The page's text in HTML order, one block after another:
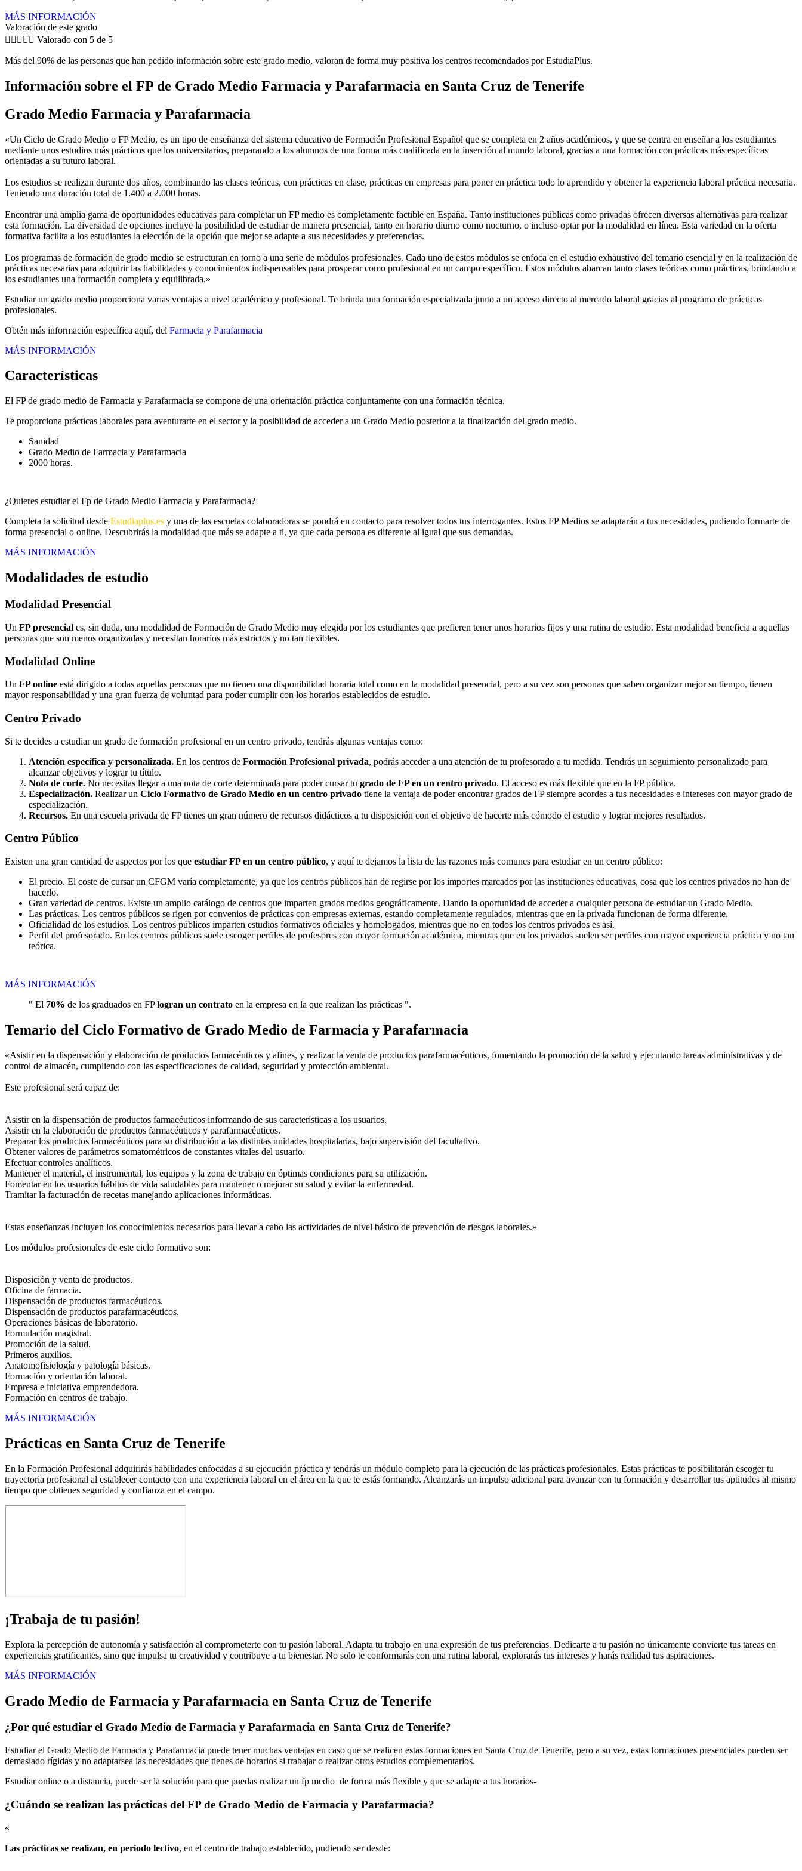
MÁS INFORMACIÓN
Valoración de este grado
     Valorado con 5 de 5
Más del 90% de las personas que han pedido información sobre este grado medio, valoran de forma muy positiva los centros recomendados por EstudiaPlus.
Información sobre el FP de Grado Medio Farmacia y Parafarmacia en Santa Cruz de Tenerife
Grado Medio Farmacia y Parafarmacia
«Un Ciclo de Grado Medio o FP Medio, es un tipo de enseñanza del sistema educativo de Formación Profesional Español que se completa en 2 años académicos, y que se centra en enseñar a los estudiantes
mediante unos estudios más prácticos que los universitarios, preparando a los alumnos de una forma más cualificada en la inserción al mundo laboral, gracias a una formación con prácticas más específicas
orientadas a su futuro laboral.
Los estudios se realizan durante dos años, combinando las clases teóricas, con prácticas en clase, prácticas en empresas para poner en práctica todo lo aprendido y obtener la experiencia laboral práctica necesaria.
Teniendo una duración total de 1.400 a 2.000 horas.
Encontrar una amplia gama de oportunidades educativas para completar un FP medio es completamente factible en España. Tanto instituciones públicas como privadas ofrecen diversas alternativas para realizar
esta formación. La diversidad de opciones incluye la posibilidad de estudiar de manera presencial, tanto en horario diurno como nocturno, o incluso optar por la modalidad en línea. Esta variedad en la oferta
formativa facilita a los estudiantes la elección de la opción que mejor se adapte a sus necesidades y preferencias.
Los programas de formación de grado medio se estructuran en torno a una serie de módulos profesionales. Cada uno de estos módulos se enfoca en el estudio exhaustivo del temario esencial y en la realización de
prácticas necesarias para adquirir las habilidades y conocimientos indispensables para prosperar como profesional en un campo específico. Estos módulos abarcan tanto clases teóricas como prácticas, brindando a
los estudiantes una formación completa y equilibrada.»
Estudiar un grado medio proporciona varias ventajas a nivel académico y profesional. Te brinda una formación especializada junto a un acceso directo al mercado laboral gracias al programa de prácticas
profesionales.
Obtén más información específica aquí, del Farmacia y Parafarmacia
MÁS INFORMACIÓN
Características
El FP de grado medio de Farmacia y Parafarmacia se compone de una orientación práctica conjuntamente con una formación técnica.
Te proporciona prácticas laborales para aventurarte en el sector y la posibilidad de acceder a un Grado Medio posterior a la finalización del grado medio.
Sanidad
Grado Medio de Farmacia y Parafarmacia
2000 horas.
¿Quieres estudiar el Fp de Grado Medio Farmacia y Parafarmacia?
Completa la solicitud desde Estudiaplus.es y una de las escuelas colaboradoras se pondrá en contacto para resolver todos tus interrogantes. Estos FP Medios se adaptarán a tus necesidades, pudiendo formarte de
forma presencial o online. Descubrirás la modalidad que más se adapte a ti, ya que cada persona es diferente al igual que sus demandas.
MÁS INFORMACIÓN
Modalidades de estudio
Modalidad Presencial
Un FP presencial es, sin duda, una modalidad de Formación de Grado Medio muy elegida por los estudiantes que prefieren tener unos horarios fijos y una rutina de estudio. Esta modalidad beneficia a aquellas
personas que son menos organizadas y necesitan horarios más estrictos y no tan flexibles.
Modalidad Online
Un FP online está dirigido a todas aquellas personas que no tienen una disponibilidad horaria total como en la modalidad presencial, pero a su vez son personas que saben organizar mejor su tiempo, tienen
mayor responsabilidad y una gran fuerza de voluntad para poder cumplir con los horarios establecidos de estudio.
Centro Privado
Si te decides a estudiar un grado de formación profesional en un centro privado, tendrás algunas ventajas como:
Atención específica y personalizada. En los centros de Formación Profesional privada, podrás acceder a una atención de tu profesorado a tu medida. Tendrás un seguimiento personalizado para
alcanzar objetivos y lograr tu título.
Nota de corte. No necesitas llegar a una nota de corte determinada para poder cursar tu grado de FP en un centro privado. El acceso es más flexible que en la FP pública.
Especialización. Realizar un Ciclo Formativo de Grado Medio en un centro privado tiene la ventaja de poder encontrar grados de FP siempre acordes a tus necesidades e intereses con mayor grado de
especialización.
Recursos. En una escuela privada de FP tienes un gran número de recursos didácticos a tu disposición con el objetivo de hacerte más cómodo el estudio y lograr mejores resultados.
Centro Público
Existen una gran cantidad de aspectos por los que estudiar FP en un centro público, y aquí te dejamos la lista de las razones más comunes para estudiar en un centro público:
El precio. El coste de cursar un CFGM varía completamente, ya que los centros públicos han de regirse por los importes marcados por las instituciones educativas, cosa que los centros privados no han de
hacerlo.
Gran variedad de centros. Existe un amplio catálogo de centros que imparten grados medios geográficamente. Dando la oportunidad de acceder a cualquier persona de estudiar un Grado Medio.
Las prácticas. Los centros públicos se rigen por convenios de prácticas con empresas externas, estando completamente regulados, mientras que en la privada funcionan de forma diferente.
Oficialidad de los estudios. Los centros públicos imparten estudios formativos oficiales y homologados, mientras que no en todos los centros privados es así.
Perfil del profesorado. En los centros públicos suele escoger perfiles de profesores con mayor formación académica, mientras que en los privados suelen ser perfiles con mayor experiencia práctica y no tan
teórica.
MÁS INFORMACIÓN
" El 70% de los graduados en FPlogran un contrato en la empresa en la que realizan las prácticas ".
Temario del Ciclo Formativo de Grado Medio de Farmacia y Parafarmacia
«Asistir en la dispensación y elaboración de productos farmacéuticos y afines, y realizar la venta de productos parafarmacéuticos, fomentando la promoción de la salud y ejecutando tareas administrativas y de
control de almacén, cumpliendo con las especificaciones de calidad, seguridad y protección ambiental.
Este profesional será capaz de:
Asistir en la dispensación de productos farmacéuticos informando de sus características a los usuarios.
Asistir en la elaboración de productos farmacéuticos y parafarmacéuticos.
Preparar los productos farmacéuticos para su distribución a las distintas unidades hospitalarias, bajo supervisión del facultativo.
Obtener valores de parámetros somatométricos de constantes vitales del usuario.
Efectuar controles analíticos.
Mantener el material, el instrumental, los equipos y la zona de trabajo en óptimas condiciones para su utilización.
Fomentar en los usuarios hábitos de vida saludables para mantener o mejorar su salud y evitar la enfermedad.
Tramitar la facturación de recetas manejando aplicaciones informáticas.
Estas enseñanzas incluyen los conocimientos necesarios para llevar a cabo las actividades de nivel básico de prevención de riesgos laborales.»
Los módulos profesionales de este ciclo formativo son:
Disposición y venta de productos.
Oficina de farmacia.
Dispensación de productos farmacéuticos.
Dispensación de productos parafarmacéuticos.
Operaciones básicas de laboratorio.
Formulación magistral.
Promoción de la salud.
Primeros auxilios.
Anatomofisiología y patología básicas.
Formación y orientación laboral.
Empresa e iniciativa emprendedora.
Formación en centros de trabajo.
MÁS INFORMACIÓN
Prácticas en Santa Cruz de Tenerife
En la Formación Profesional adquirirás habilidades enfocadas a su ejecución práctica y tendrás un módulo completo para la ejecución de las prácticas profesionales. Estas prácticas te posibilitarán escoger tu
trayectoria profesional al establecer contacto con una experiencia laboral en el área en la que te estás formando. Alcanzarás un impulso adicional para avanzar con tu formación y desarrollar tus aptitudes al mismo
tiempo que obtienes seguridad y confianza en el campo.
¡Trabaja de tu pasión!
Explora la percepción de autonomía y satisfacción al comprometerte con tu pasión laboral. Adapta tu trabajo en una expresión de tus preferencias. Dedicarte a tu pasión no únicamente convierte tus tareas en
experiencias gratificantes, sino que impulsa tu creatividad y contribuye a tu bienestar. No solo te conformarás con una rutina laboral, explorarás tus intereses y harás realidad tus aspiraciones.
MÁS INFORMACIÓN
Grado Medio de Farmacia y Parafarmacia en Santa Cruz de Tenerife
¿Por qué estudiar el Grado Medio de Farmacia y Parafarmacia en Santa Cruz de Tenerife?
Estudiar el Grado Medio de Farmacia y Parafarmacia puede tener muchas ventajas en caso que se realicen estas formaciones en Santa Cruz de Tenerife, pero a su vez, estas formaciones presenciales pueden ser
demasiado rígidas y no adaptarsea las necesidades que tienes de horarios si trabajar o realizar otros estudios complementarios.
Estudiar online o a distancia, puede ser la solución para que puedas realizar un fp medio de forma más flexible y que se adapte a tus horarios-
¿Cuándo se realizan las prácticas del FP de Grado Medio de Farmacia y Parafarmacia?
«
Las prácticas se realizan, en periodo lectivo, en el centro de trabajo establecido, pudiendo ser desde: